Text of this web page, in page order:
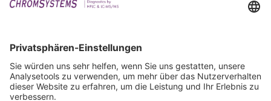
IFU anfordern
Zertifizierungen